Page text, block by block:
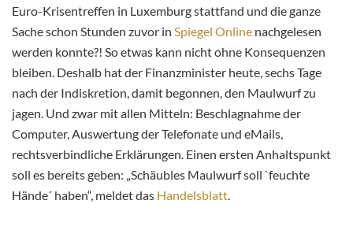
Euro-Krisentreffen in Luxemburg stattfand und die ganze
Sache schon Stunden zuvor in Spiegel Online nachgelesen
werden konnte?! So etwas kann nicht ohne Konsequenzen
bleiben. Deshalb hat der Finanzminister heute, sechs Tage
nach der Indiskretion, damit begonnen, den Maulwurf zu
jagen. Und zwar mit allen Mitteln: Beschlagnahme der
Computer, Auswertung der Telefonate und eMails,
rechtsverbindliche Erklärungen. Einen ersten Anhaltspunkt
soll es bereits geben: „Schäubles Maulwurf soll `feuchte
Hände´ haben“, meldet das Handelsblatt.